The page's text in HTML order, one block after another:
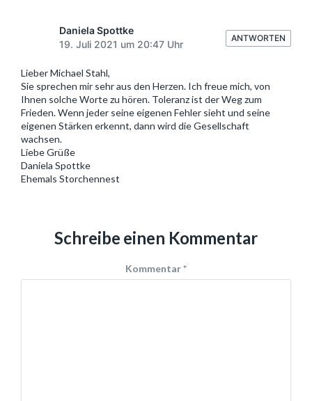
Daniela Spottke
19. Juli 2021 um 20:47 Uhr
Lieber Michael Stahl,
Sie sprechen mir sehr aus den Herzen. Ich freue mich, von
Ihnen solche Worte zu hören. Toleranz ist der Weg zum
Frieden. Wenn jeder seine eigenen Fehler sieht und seine
eigenen Stärken erkennt, dann wird die Gesellschaft
wachsen.
Liebe Grüße
Daniela Spottke
Ehemals Storchennest
ANTWORTEN
Schreibe einen Kommentar
Kommentar*